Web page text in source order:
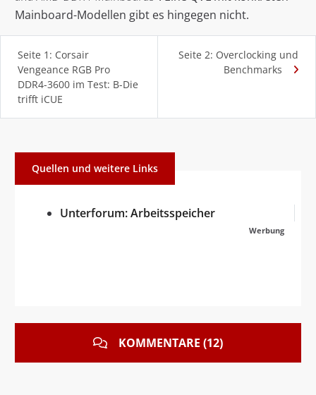
Mainboard-Modellen gibt es hingegen nicht.
Seite 1: Corsair
Vengeance RGB Pro
DDR4-3600 im Test: B-Die
trifft iCUE
Seite 2: Overclocking und
Benchmarks
Quellen und weitere Links
Unterforum: Arbeitsspeicher
Werbung
KOMMENTARE (12)